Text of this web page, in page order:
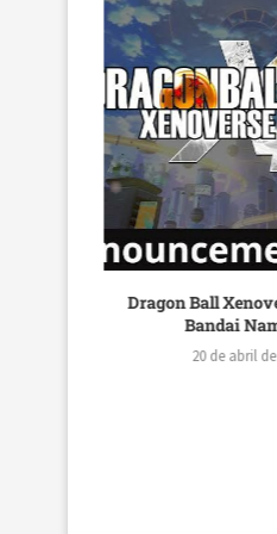
Dragon Ball
Bandai
20 de abril